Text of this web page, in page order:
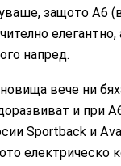
защото А6
елегантно,
напред.
вече ни
и при
Sportback и
електрическо